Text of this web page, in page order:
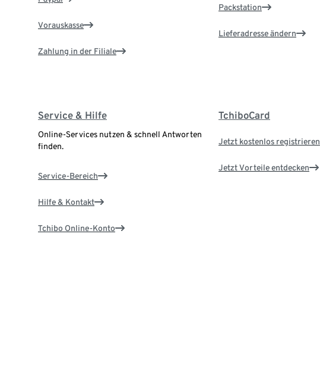
Vorauskasse
Zahlung in der Filiale
Packstation
Lieferadresse ändern
Service & Hilfe
Online-Services nutzen & schnell Antworten
finden.
Service-Bereich
Hilfe & Kontakt
Tchibo Online-Konto
TchiboCard
Jetzt kostenlos registrieren
Jetzt Vorteile entdecken